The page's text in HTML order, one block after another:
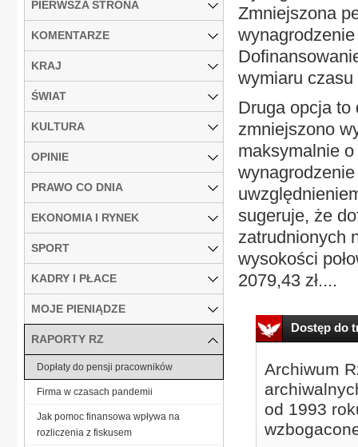
Zmniejszona
wymiaru czasu
Druga opcja to
zmniejszono
maksymalnie
sugeruje, że
zatrudnionych
wysokości
2079,43 zł....
Dostęp do
Archiwum
od 1993
PIERWSZA STRONA
KOMENTARZE
KRAJ
ŚWIAT
KULTURA
OPINIE
PRAWO CO DNIA
EKONOMIA I RYNEK
SPORT
KADRY I PŁACE
MOJE PIENIĄDZE
RAPORTY RZ
Dopłaty do pensji pracowników
Firma w czasach pandemii
Jak pomoc finansowa wpływa na
rozliczenia z fiskusem